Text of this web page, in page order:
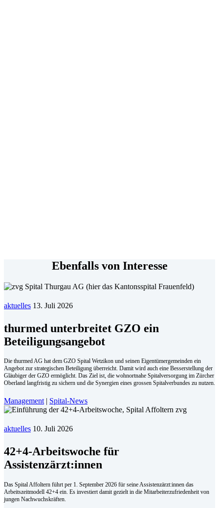
Ebenfalls von Interesse
aktuelles 13. Juli 2026
thurmed unterbreitet GZO ein
Beteiligungsangebot
Die thurmed AG hat dem GZO Spital Wetzikon und seinen Eigentümergemeinden ein
Angebot zur strategischen Beteiligung überreicht. Damit wird auch eine Besserstellung der
Gläubiger der GZO ermöglicht. Das Ziel ist, die wohnortnahe Spitalversorgung im Zürcher
Oberland langfristig zu sichern und die Synergien eines grossen Spitalverbundes zu nutzen.
Management| Spital-News
aktuelles 10. Juli 2026
42+4-Arbeitswoche für
Assistenzärzt:innen
Das Spital Affoltern führt per 1. September 2026 für seine Assistenzärzt:innen das
Arbeitszeitmodell 42+4 ein. Es investiert damit gezielt in die Mitarbeiterzufriedenheit von
jungen Nachwuchskräften.